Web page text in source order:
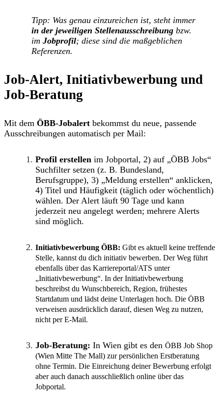
Tipp: Was genau einzureichen ist, steht immer
in der jeweiligen Stellenausschreibung bzw.
im Jobprofil; diese sind die maßgeblichen
Referenzen.
Job-Alert, Initiativbewerbung und
Job-Beratung
Mit dem ÖBB-Jobalert bekommst du neue, passende
Ausschreibungen automatisch per Mail:
Profil erstellen im Jobportal, 2) auf „ÖBB Jobs“
Suchfilter setzen (z. B. Bundesland,
Berufsgruppe), 3) „Meldung erstellen“ anklicken,
4) Titel und Häufigkeit (täglich oder wöchentlich)
wählen. Der Alert läuft 90 Tage und kann
jederzeit neu angelegt werden; mehrere Alerts
sind möglich.
Initiativbewerbung ÖBB: Gibt es aktuell keine treffende
Stelle, kannst du dich initiativ bewerben. Der Weg führt
ebenfalls über das Karriereportal/ATS unter
„Initiativbewerbung“. In der Initiativbewerbung
beschreibst du Wunschbereich, Region, frühestes
Startdatum und lädst deine Unterlagen hoch. Die ÖBB
verweisen ausdrücklich darauf, diesen Weg zu nutzen,
nicht per E-Mail.
Job-Beratung: In Wien gibt es den ÖBB Job Shop
(Wien Mitte The Mall) zur persönlichen Erstberatung
ohne Termin. Die Einreichung deiner Bewerbung erfolgt
aber auch danach ausschließlich online über das
Jobportal.